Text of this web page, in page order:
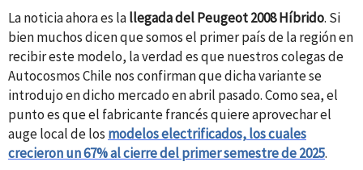
La noticia ahora es lallegada del Peugeot 2008 Híbrido. Si
bien muchos dicen que somos el primer país de la región en
recibir este modelo, la verdad es que nuestros colegas de
Autocosmos Chile nos confirman que dicha variante se
introdujo en dicho mercado en abril pasado. Como sea, el
punto es que el fabricante francés quiere aprovechar el
auge local de los modelos electrificados, los cuales
crecieron un 67% al cierre del primer semestre de 2025.